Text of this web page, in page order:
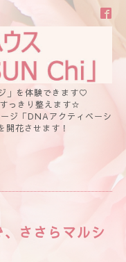
」を体験できます♡
っきり整えます☆
ジ「DNAアクティベーシ
開花させます！
ささらマルシ